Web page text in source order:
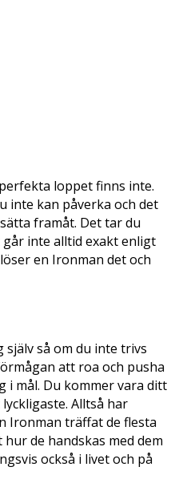
loppet finns inte.
inte kan påverka och det
framåt. Det tar du
inte alltid exakt enligt
en Ironman det och
själv så om du inte trivs
att roa och pusha
i mål. Du kommer vara ditt
Alltså har
Ironman träffat de flesta
de handskas med dem
också i livet och på